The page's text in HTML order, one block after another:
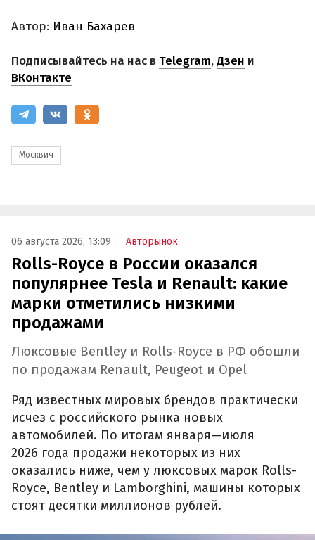
Автор: Иван Бахарев
Подписывайтесь на нас в Telegram,Дзен и
ВКонтакте
Москвич
06 августа 2026, 13:09 Авторынок
Rolls-Royce в России оказался
популярнее Tesla и Renault: какие
марки отметились низкими
продажами
Люксовые Bentley и Rolls-Royce в РФ обошли
по продажам Renault, Peugeot и Opel
Ряд известных мировых брендов практически
исчез с российского рынка новых
автомобилей. По итогам января—июля
2026 года продажи некоторых из них
оказались ниже, чем у люксовых марок Rolls-
Royce, Bentley и Lamborghini, машины которых
стоят десятки миллионов рублей.